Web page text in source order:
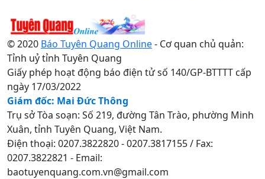
© 2020 Báo Tuyên Quang Online- Cơ quan chủ quản:
Tỉnh uỷ tỉnh Tuyên Quang
Giấy phép hoạt động báo điện tử số 140/GP-BTTTT cấp
ngày 17/03/2022
Giám đốc: Mai Đức Thông
Trụ sở Tòa soạn: Số 219, đường Tân Trào, phường Minh
Xuân, tỉnh Tuyên Quang, Việt Nam.
Điện thoại: 0207.3822820 - 0207.3817155 / Fax:
0207.3822821 - Email:
baotuyenquang.com.vn@gmail.com